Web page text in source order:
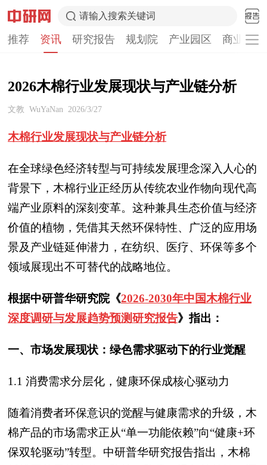
请输入搜索关键词
推荐 资讯 研究报告 规划院 产业园区 商业计
2026木棉行业发展现状与产业链分析
文教 WuYaNan 2026/3/27
木棉行业发展现状与产业链分析
在全球绿色经济转型与可持续发展理念深入人心的
背景下，木棉行业正经历从传统农业作物向现代高
端产业原料的深刻变革。这种兼具生态价值与经济
价值的植物，凭借其天然环保特性、广泛的应用场
景及产业链延伸潜力，在纺织、医疗、环保等多个
领域展现出不可替代的战略地位。
根据中研普华研究院《2026-2030年中国木棉行业
深度调研与发展趋势预测研究报告》指出：
一、市场发展现状：绿色需求驱动下的行业觉醒
1.1 消费需求分层化，健康环保成核心驱动力
随着消费者环保意识的觉醒与健康需求的升级，木
棉产品的市场需求正从“单一功能依赖”向“健康+环
保双轮驱动”转型。中研普华研究报告指出，木棉